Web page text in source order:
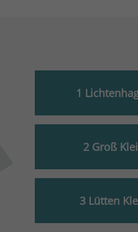
1
2 Groß
3 Lütten